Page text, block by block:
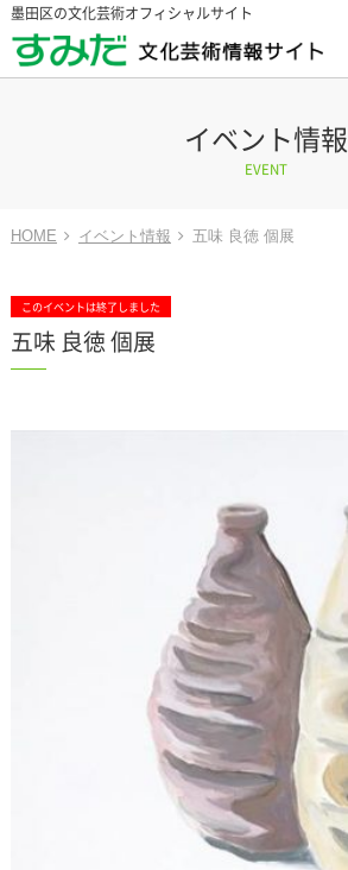
墨田区の文化芸術オフィシャルサイト
イベント情報
EVENT
HOME イベント情報 五味 良徳 個展
このイベントは終了しました
五味 良徳 個展